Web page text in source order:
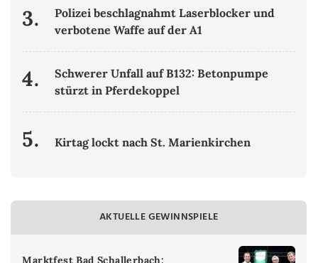
3.
Polizei beschlagnahmt Laserblocker und
verbotene Waffe auf der A1
4.
Schwerer Unfall auf B132: Betonpumpe
stürzt in Pferdekoppel
5. Kirtag lockt nach St. Marienkirchen
AKTUELLE GEWINNSPIELE
Marktfest Bad Schallerbach: